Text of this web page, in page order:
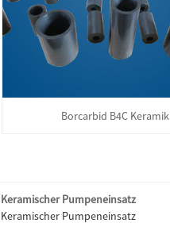
Borcarbid B4C Keramik
Keramischer Pumpeneinsatz
Keramischer Pumpeneinsatz